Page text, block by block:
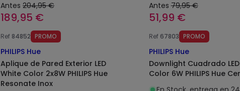
Antes 204,95 €
189,95 €
Ref 84852 PROMO
PHILIPS Hue
Aplique de Pared Exterior LED
White Color 2x8W PHILIPS Hue
Resonate Inox
Antes 79,95 €
51,99 €
Ref 67803 PROMO
PHILIPS Hue
Downlight Cuadrado
Color 6W PHILIPS Hue